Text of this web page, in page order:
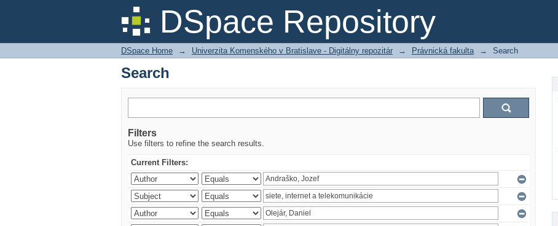
DSpace Repository
Search
DSpace Home → Univerzita Komenského v Bratislave - Digitálny repozitár → Právnická fakulta → Search
Search
Filters
Use filters to refine the search results.
Current Filters: